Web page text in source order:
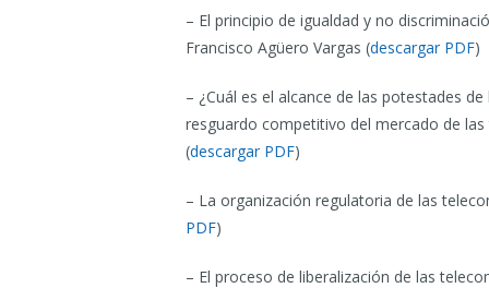
– El principio de igualdad y no
Francisco Agüero Vargas (descargar PDF)
– ¿Cuál es el alcance de las potestades
resguardo competitivo del mercado de
(descargar PDF)
– La organización regulatoria de las
PDF)
– El proceso de liberalización de las